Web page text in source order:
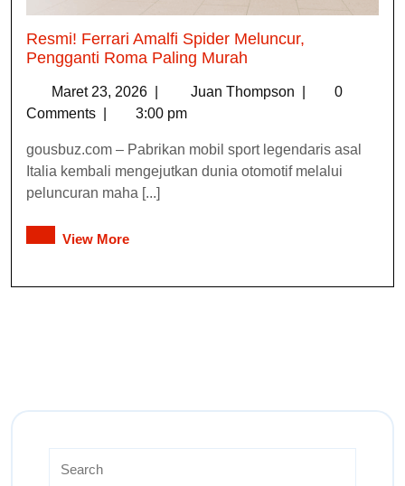
Resmi! Ferrari Amalfi Spider Meluncur,
Pengganti Roma Paling Murah
Maret 23, 2026 Juan Thompson
0
Comments
3:00 pm
gousbuz.com – Pabrikan mobil sport legendaris asal
Italia kembali mengejutkan dunia otomotif melalui
peluncuran maha [...]
View More